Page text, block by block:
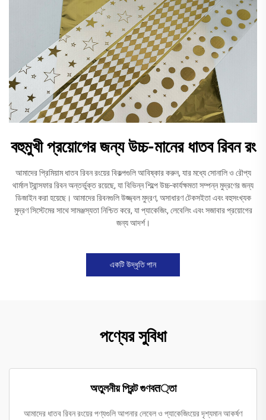
বহুমুখী প্রয়োগের জন্য উচ্চ-মানের ধাতব রিবন রং
আমাদের প্রিমিয়াম ধাতব রিবন রংয়ের বিকল্পগুলি আবিষ্কার করুন, যার মধ্যে সোনালি ও রৌপ্য
থার্মাল ট্রান্সফার রিবন অন্তর্ভুক্ত রয়েছে, যা বিভিন্ন শিল্পে উচ্চ-কার্যক্ষমতা সম্পন্ন মুদ্রণের জন্য
ডিজাইন করা হয়েছে। আমাদের রিবনগুলি উজ্জ্বল মুদ্রণ, অসাধারণ টেকসইতা এবং বহুসংখ্যক
মুদ্রণ সিস্টেমের সাথে সামঞ্জস্যতা নিশ্চিত করে, যা প্যাকেজিং, লেবেলিং এবং সজাবার প্রয়োগের
জন্য আদর্শ।
একটি উদ্ধৃতি পান
পণ্যের সুবিধা
অতুলনীয় প্রিন্ট গুণবत্তা
আমাদের ধাতব রিবন রংয়ের পণ্যগুলি আপনার লেবেল ও প্যাকেজিংয়ের দৃশ্যমান আকর্ষণ